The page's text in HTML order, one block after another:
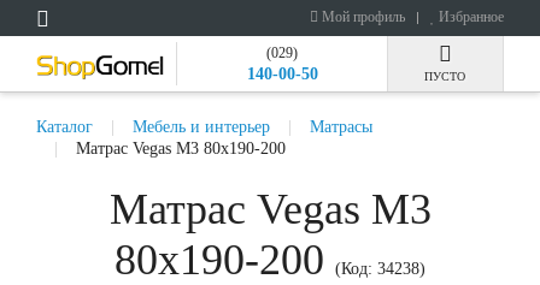
Мой профиль Избранное
(029)
140-00-50 ПУСТО
Каталог Мебель и интерьер
Матрасы
Матрас Vegas M3 80x190-200
Матрас Vegas M3
80x190-200
(Код: 34238)